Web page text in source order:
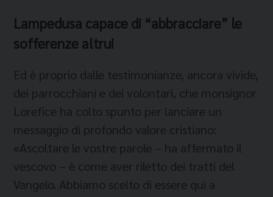
Lampedusa capace di “abbracciare” le
sofferenze altrui
Ed è proprio dalle testimonianze, ancora vivide,
dei parrocchiani e dei volontari, che monsignor
Lorefice ha colto spunto per lanciare un
messaggio di profondo valore cristiano:
«Ascoltare le vostre parole – ha affermato il
vescovo – è come aver riletto dei tratti del
Vangelo. Abbiamo scelto di essere qui a